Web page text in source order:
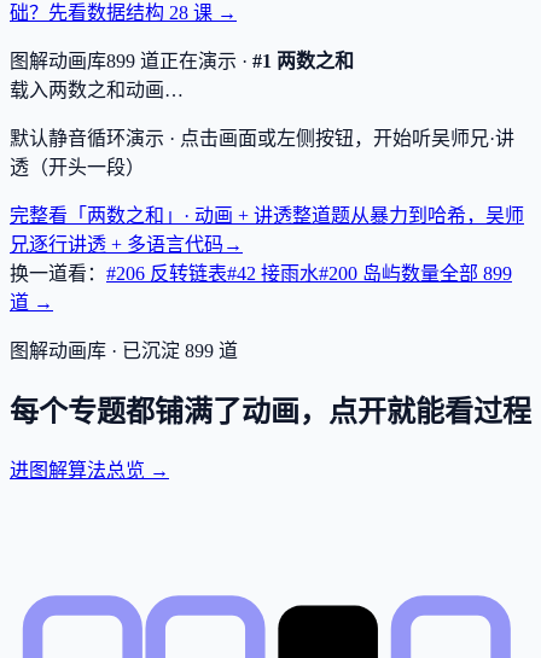
础？先看数据结构 28 课 →
图解动画库899 道正在演示 · #1 两数之和
载入两数之和动画…
默认静音循环演示 · 点击画面或左侧按钮，开始听吴师兄·讲
透（开头一段）
完整看「两数之和」· 动画 + 讲透整道题从暴力到哈希，吴师
兄逐行讲透 + 多语言代码 →
换一道看： #206 反转链表#42 接雨水#200 岛屿数量全部 899
道 →
图解动画库 · 已沉淀 899 道
每个专题都铺满了动画，点开就能看过程
进图解算法总览 →